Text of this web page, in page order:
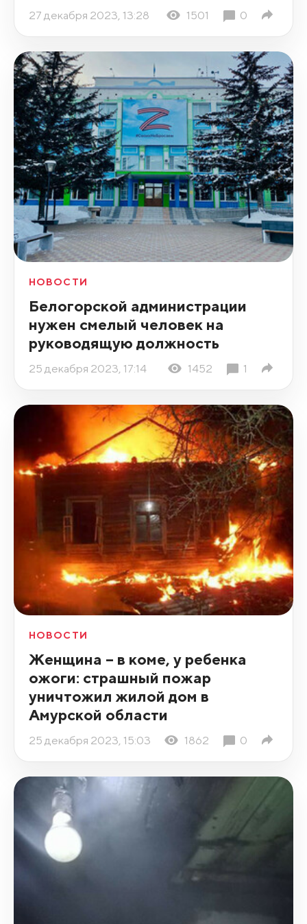
27 декабря 2023, 13:28 1501 0
НОВОСТИ
Белогорской администрации
нужен смелый человек на
руководящую должность
25 декабря 2023, 17:14 1452 1
НОВОСТИ
Женщина – в коме, у ребенка
ожоги: страшный пожар
уничтожил жилой дом в
Амурской области
25 декабря 2023, 15:03 1862 0